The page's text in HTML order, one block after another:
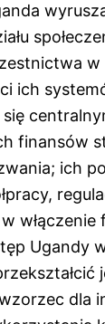
w
ich
finansów
ich
włączenie
Ugandy
dla